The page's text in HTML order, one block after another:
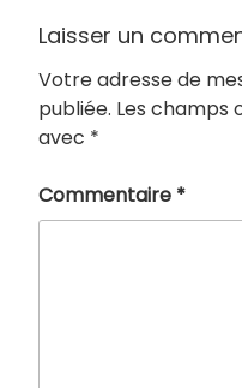
Laisser un
Votre adresse de
publiée. Les champs
avec *
Commentaire *